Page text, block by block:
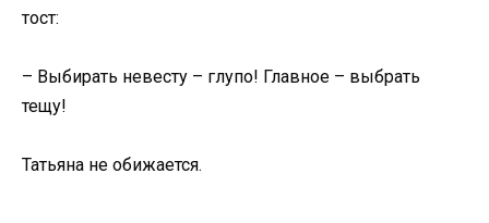
тост:
– Выбирать невесту – глупо! Главное – выбрать
тещу!
Татьяна не обижается.